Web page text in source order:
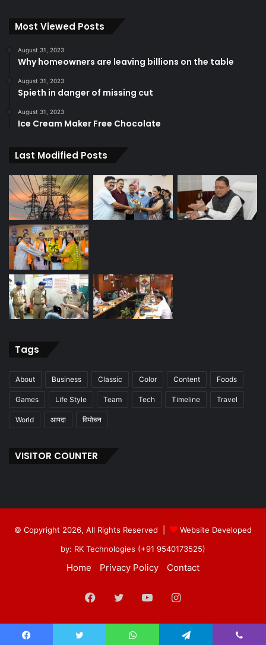
Most Viewed Posts
August 31, 2023
Why homeowners are leaving billions on the table
August 31, 2023
Spieth in danger of missing cut
August 31, 2023
Ice Cream Maker Free Chocolate
Last Modified Posts
Tags
About Business Classic Color Content Foods
Games Life Style Team Tech Timeline Travel
World आपदा विमोचन
VISITOR COUNTER
© Copyright 2026, All Rights Reserved |
Website Developed
by: RK Technologies (+91 9540173525)
Home Privacy Policy Contact
Facebook
TwitterYouTubeInstagram